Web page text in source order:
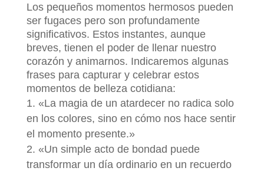
Los pequeños momentos hermosos pueden
ser fugaces pero son profundamente
significativos. Estos instantes, aunque
breves, tienen el poder de llenar nuestro
corazón y animarnos. Indicaremos algunas
frases para capturar y celebrar estos
momentos de belleza cotidiana:
«La magia de un atardecer no radica solo
en los colores, sino en cómo nos hace sentir
el momento presente.»
«Un simple acto de bondad puede
transformar un día ordinario en un recuerdo